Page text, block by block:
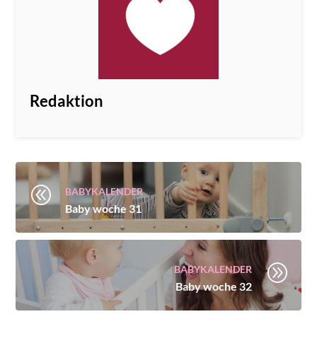
Redaktion
@ BABYKALENDER
Baby woche 31
BABYKALENDER
Baby woche 32
A